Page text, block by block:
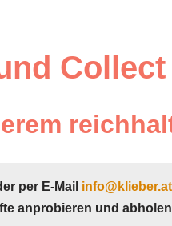
Collect
per E-Mail info@klieber.at
anprobieren und abholen